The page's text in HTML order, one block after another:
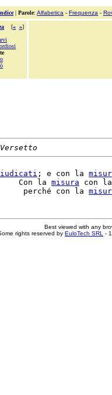
| Parole: Alfabetica - Frequenza -
[« »]
; e con la
Con la misura con
perché con la
Best viewed with any
rights reserved by EuloTech SRL -